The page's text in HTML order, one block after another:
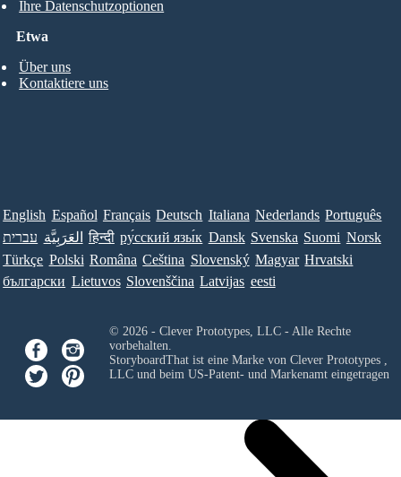
Etwa
Über uns
Kontaktiere uns
Ihre Datenschutzoptionen
English Español Français Deutsch Italiana Nederlands Português
עברית العَرَبِيَّة हिन्दी ру́сский язы́к Dansk Svenska Suomi Norsk
Türkçe Polski Româna Ceština Slovenský Magyar Hrvatski
български Lietuvos Slovenščina Latvijas eesti
© 2026 - Clever Prototypes, LLC - Alle Rechte
vorbehalten.
StoryboardThat ist eine Marke von Clever Prototypes ,
LLCund beim US-Patent- und Markenamt eingetragen